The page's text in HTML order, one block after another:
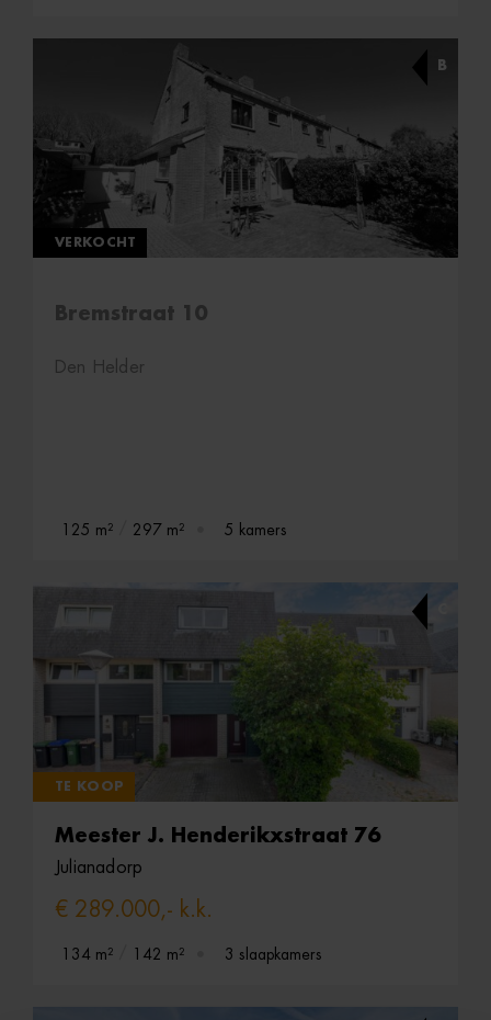
B
VERKOCHT
Bremstraat 10
Den Helder
125 m² 297 m² 5 kamers
TE KOOP
Meester J. Henderikxstraat 76
Julianadorp
€ 289.000,- k.k.
134 m² 142 m² 3 slaapkamers